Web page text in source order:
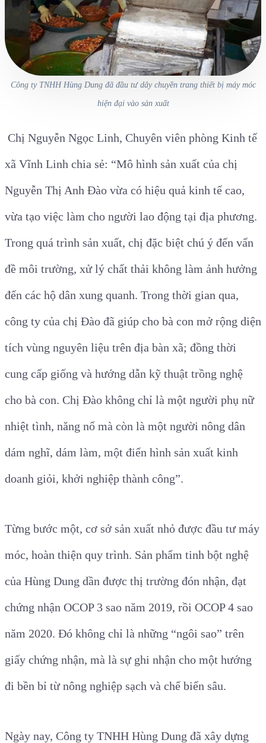
Công ty TNHH Hùng Dung đã đầu tư dây chuyền trang thiết bị máy móc
hiện đại vào sản xuất
Chị Nguyễn Ngọc Linh, Chuyên viên phòng Kinh tế
xã Vĩnh Linh chia sẻ: “Mô hình sản xuất của chị
Nguyễn Thị Anh Đào vừa có hiệu quả kinh tế cao,
vừa tạo việc làm cho người lao động tại địa phương.
Trong quá trình sản xuất, chị đặc biệt chú ý đến vấn
đề môi trường, xử lý chất thải không làm ảnh hưởng
đến các hộ dân xung quanh. Trong thời gian qua,
công ty của chị Đào đã giúp cho bà con mở rộng diện
tích vùng nguyên liệu trên địa bàn xã; đồng thời
cung cấp giống và hướng dẫn kỹ thuật trồng nghệ
cho bà con. Chị Đào không chỉ là một người phụ nữ
nhiệt tình, năng nổ mà còn là một người nông dân
dám nghĩ, dám làm, một điển hình sản xuất kinh
doanh giỏi, khởi nghiệp thành công”.
Từng bước một, cơ sở sản xuất nhỏ được đầu tư máy
móc, hoàn thiện quy trình. Sản phẩm tinh bột nghệ
của Hùng Dung dần được thị trường đón nhận, đạt
chứng nhận OCOP 3 sao năm 2019, rồi OCOP 4 sao
năm 2020. Đó không chỉ là những “ngôi sao” trên
giấy chứng nhận, mà là sự ghi nhận cho một hướng
đi bền bỉ từ nông nghiệp sạch và chế biến sâu.
Ngày nay, Công ty TNHH Hùng Dung đã xây dựng